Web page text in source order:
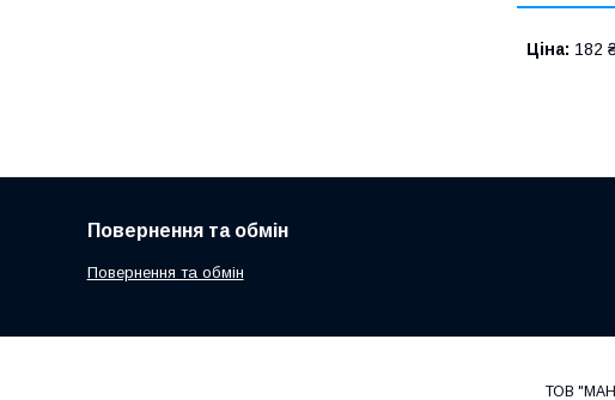
Ціна: 182
Повернення та обмін
Повернення та обмін